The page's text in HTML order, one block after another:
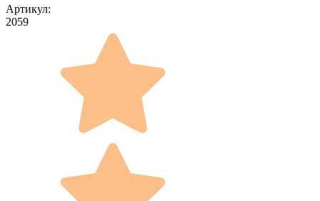
Артикул:
2059